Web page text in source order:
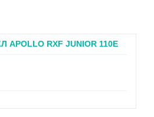
RXF JUNIOR 110E